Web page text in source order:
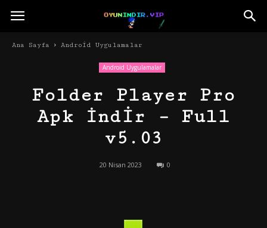
Ana Sayfa Android Uygulamalar
Android Uygulamalar
Folder Player Pro
Apk İndir – Full
v5.03
20 Nisan 2023 0